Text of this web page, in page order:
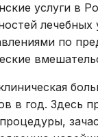
учреждения
услуги в
по
в год. Здесь